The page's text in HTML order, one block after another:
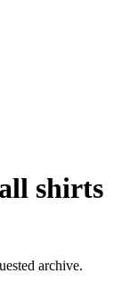
shirts
archive.